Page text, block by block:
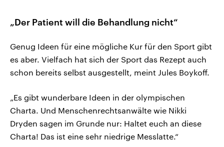
„Der Patient will die Behandlung nicht“
Genug Ideen für eine mögliche Kur für den Sport gibt
es aber. Vielfach hat sich der Sport das Rezept auch
schon bereits selbst ausgestellt, meint Jules Boykoff.
„Es gibt wunderbare Ideen in der olympischen
Charta. Und Menschenrechtsanwälte wie Nikki
Dryden sagen im Grunde nur: Haltet euch an diese
Charta! Das ist eine sehr niedrige Messlatte.“